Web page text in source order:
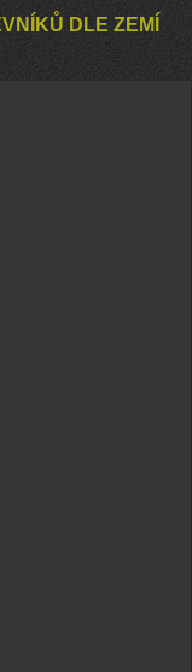
DLE ZEMÍ